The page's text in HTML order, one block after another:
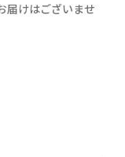
届けはございませ